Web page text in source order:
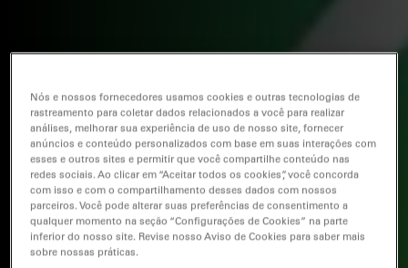
Nós e nossos fornecedores usamos cookies e outras tecnologias de
rastreamento para coletar dados relacionados a você para realizar
análises, melhorar sua experiência de uso de nosso site, fornecer
anúncios e conteúdo personalizados com base em suas interações com
esses e outros sites e permitir que você compartilhe conteúdo nas
redes sociais. Ao clicar em “Aceitar todos os cookies”, você concorda
com isso e com o compartilhamento desses dados com nossos
parceiros. Você pode alterar suas preferências de consentimento a
qualquer momento na seção “Configurações de Cookies” na parte
inferior do nosso site. Revise nosso Aviso de Cookies para saber mais
sobre nossas práticas.